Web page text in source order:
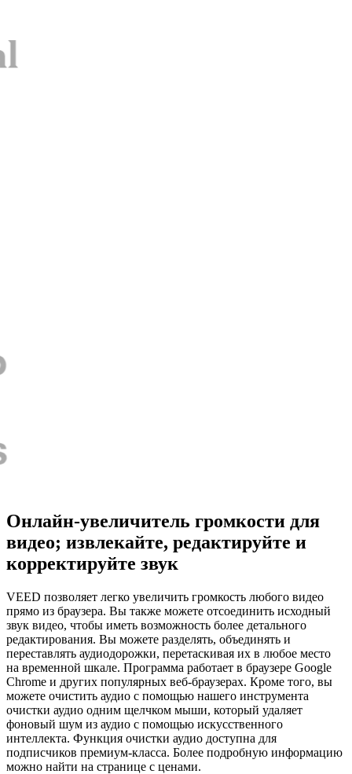
Онлайн-увеличитель громкости для
видео; извлекайте, редактируйте и
корректируйте звук
VEED позволяет легко увеличить громкость любого видео
прямо из браузера. Вы также можете отсоединить исходный
звук видео, чтобы иметь возможность более детального
редактирования. Вы можете разделять, объединять и
переставлять аудиодорожки, перетаскивая их в любое место
на временной шкале. Программа работает в браузере Google
Chrome и других популярных веб-браузерах. Кроме того, вы
можете очистить аудио с помощью нашего инструмента
очистки аудио одним щелчком мыши, который удаляет
фоновый шум из аудио с помощью искусственного
интеллекта. Функция очистки аудио доступна для
подписчиков премиум-класса. Более подробную информацию
можно найти на странице с ценами.